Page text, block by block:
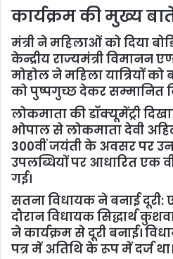
कार्यक्रम की मुख्य
मंत्री ने महिलाओं को दिया
केन्द्रीय राज्यमंत्री
मोहोल ने महिला यात्रियों को
को पुष्पगुच्छ देकर सम्मानित
लोकमाता की डॉक्यूमेंट्री
भोपाल से लोकमाता देवी
300वीं जयंती के अवसर पर
उपलब्धियों पर आधारित एक
गई।
सतना विधायक ने बनाई दूरी:
दौरान विधायक सिद्धार्थ
ने कार्यक्रम से दूरी बनाई।
पत्र में अतिथि के रूप में दर्ज था।